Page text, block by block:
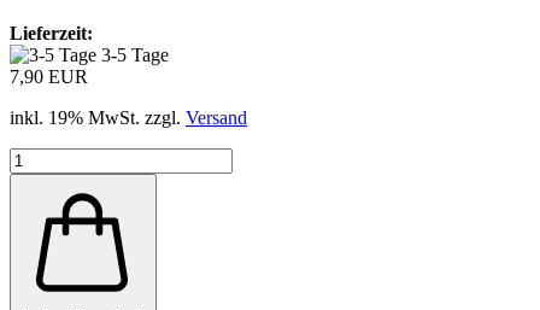
Lieferzeit:
3-5 Tage
7,90 EUR
inkl. 19% MwSt. zzgl. Versand